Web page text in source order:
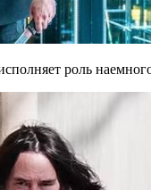
роль